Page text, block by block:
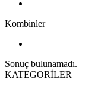
Kombinler
Sonuç bulunamadı.
KATEGORİLER